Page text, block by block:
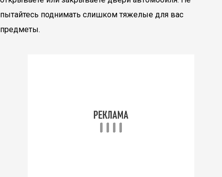
пытайтесь поднимать слишком тяжелые для вас
предметы.